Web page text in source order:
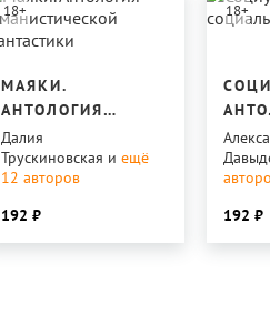
18+
МАЯКИ.
АНТОЛОГИЯ
ГУМАНИСТИЧЕСКОЙ
ФАНТАСТИКИ
Далия
Трускиновская и ещё
12 авторов
192
18+
192